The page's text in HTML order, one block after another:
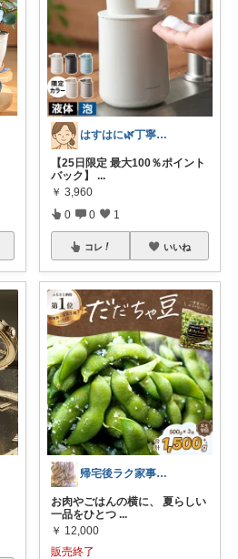
はすはに🌿丁寧な暮らし
【25日限定 最大100％ポイント
バック】
...
￥ 3,960
0 0 1
コレ いいね
帰宅後ラク家事ROOM｜共働きママ
お肉やごはんの横に、 夏らしい
一品をひとつ ...
￥ 12,000
販売終了